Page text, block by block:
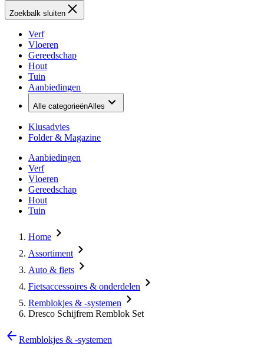
Zoekbalk sluiten
Verf
Vloeren
Gereedschap
Hout
Tuin
Aanbiedingen
Alle categorieënAlles
Klusadvies
Folder & Magazine
Aanbiedingen
Verf
Vloeren
Gereedschap
Hout
Tuin
Home
Assortiment
Auto & fiets
Fietsaccessoires & onderdelen
Remblokjes & -systemen
Dresco Schijfrem Remblok Set
Remblokjes & -systemen